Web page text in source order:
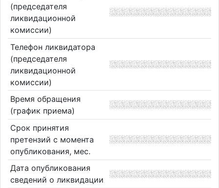
(председателя
ликвидационной
комиссии)
Телефон ликвидатора
(председателя
ликвидационной
комиссии)
Время обращения
(график приема)
Срок принятия
претензий с момента
опубликования, мес.
Дата опубликования
сведений о ликвидации